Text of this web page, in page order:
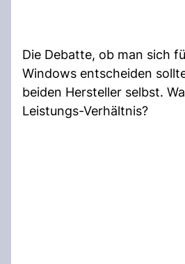
Die Debatte, ob man sich
Windows entscheiden
beiden Hersteller selbst.
Leistungs-Verhältnis?